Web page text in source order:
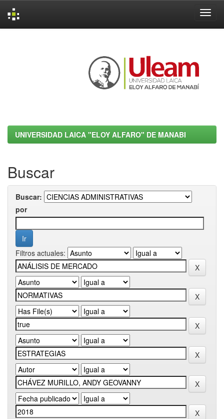
UNIVERSIDAD LAICA "ELOY ALFARO" DE MANABI
Buscar
Buscar:
por
Filtros actuales: